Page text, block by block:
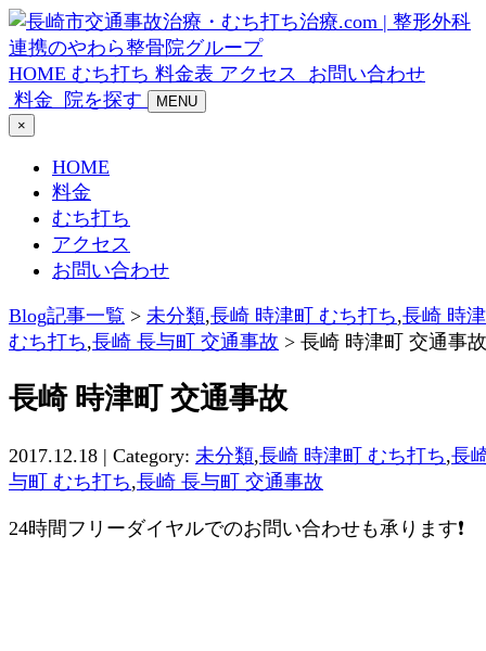
HOME むち打ち 料金表 アクセス
お問い合わせ
料金
院を探す
MENU
×
HOME
料金
むち打ち
アクセス
お問い合わせ
Blog記事一覧 > 未分類,長崎 時津町 むち打ち,長崎 時
むち打ち,長崎 長与町 交通事故 > 長崎 時津町 交通事故
長崎 時津町 交通事故
2017.12.18 | Category: 未分類,長崎 時津町 むち打ち,長
与町 むち打ち,長崎 長与町 交通事故
24時間フリーダイヤルでのお問い合わせも承ります❗